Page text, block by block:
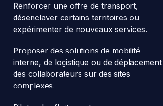
Renforcer une offre de transport,
désenclaver certains territoires ou
expérimenter de nouveaux services.
Proposer des solutions de mobilité
interne, de logistique ou de déplacement
des collaborateurs sur des sites
complexes.